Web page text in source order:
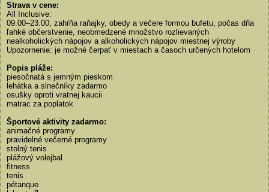
Strava v cene:
All Inclusive:
09.00–23.00, zahŕňa raňajky, obedy a večere formou bufetu, počas dňa
ľahké občerstvenie, neobmedzené množstvo rozlievaných
nealkoholických nápojov a alkoholických nápojov miestnej výroby
Upozornenie: je možné čerpať v miestach a časoch určených hotelom
Popis pláže:
piesočnatá s jemným pieskom
lehátka a slnečníky zadarmo
osušky oproti vratnej kaucii
matrac za poplatok
Športové aktivity zadarmo:
animačné programy
pravidelné večerné programy
stolný tenis
plážový volejbal
fitness
tenis
pétanque